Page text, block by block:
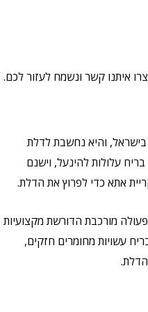
איתנו קשר ונשמח לעזור לכם.
בישראל, והיא נחשבת לדלת
עלולות להינעל, וישנם
אתא כדי לפרוץ את הדלת.
מורכבת הדורשת מקצועיות
עשויות מחומרים חזקים,